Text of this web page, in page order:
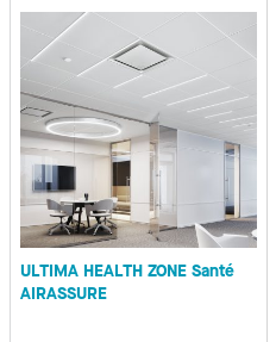
ULTIMA HEALTH ZONE Santé
AIRASSURE